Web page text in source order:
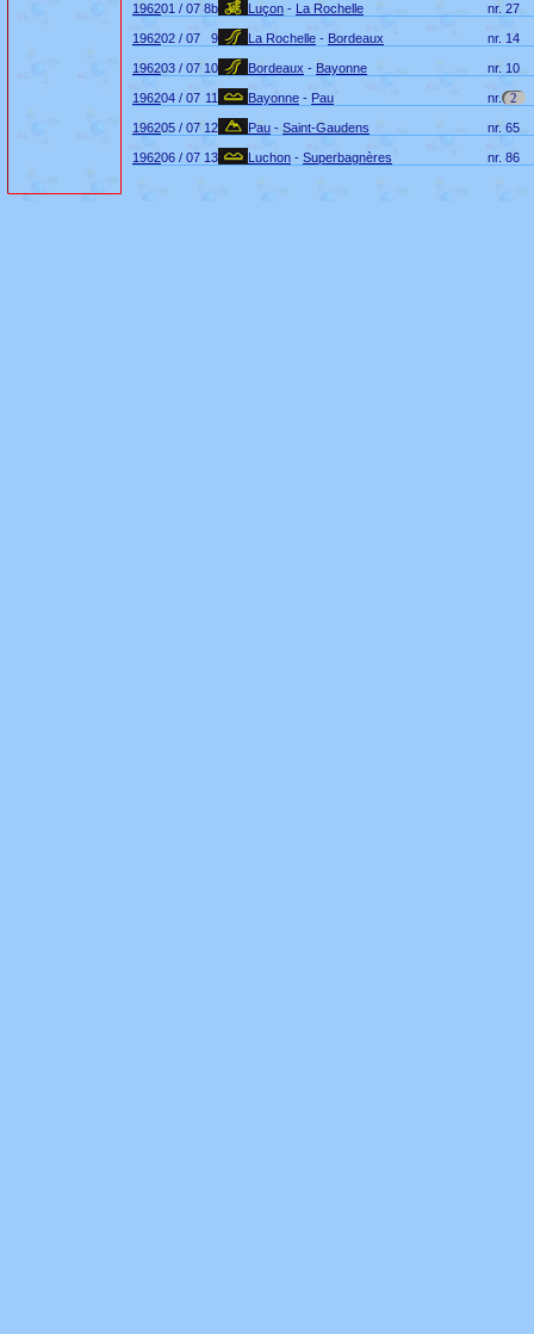
196201 / 07 8b Luçon - La Rochelle nr. 27
196202 / 07 9 La Rochelle - Bordeaux nr. 14
196203 / 07 10 Bordeaux - Bayonne nr. 10
196204 / 07 11 Bayonne - Pau nr. 2
196205 / 07 12 Pau - Saint-Gaudens nr. 65
196206 / 07 13 Luchon - Superbagnères nr. 86